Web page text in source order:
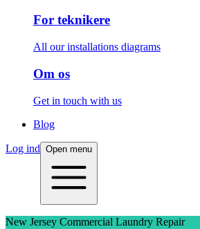
For teknikere
All our installations diagrams
Om os
Get in touch with us
Blog
Log ind Open menu
New Jersey Commercial Laundry Repair